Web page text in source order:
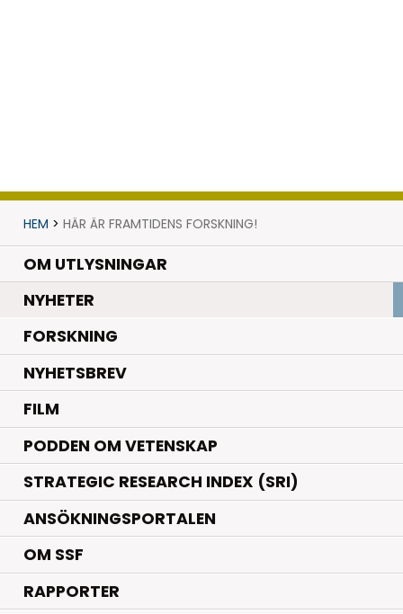
HEM > HÄR ÄR FRAMTIDENS FORSKNING!
OM UTLYSNINGAR
NYHETER.
FORSKNING.
NYHETSBREV
FILM
PODDEN OM VETENSKAP
STRATEGIC RESEARCH INDEX (SRI)
ANSÖKNINGSPORTALEN
OM SSF
RAPPORTER